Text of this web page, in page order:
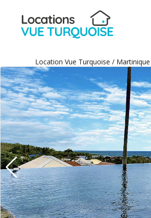
Location Vue Turquoise / Martinique